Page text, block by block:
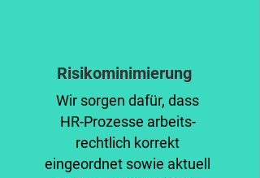
Risikominimierung
Wir sorgen dafür, dass
HR-Prozesse arbeits-
rechtlich korrekt
eingeordnet sowie aktuell